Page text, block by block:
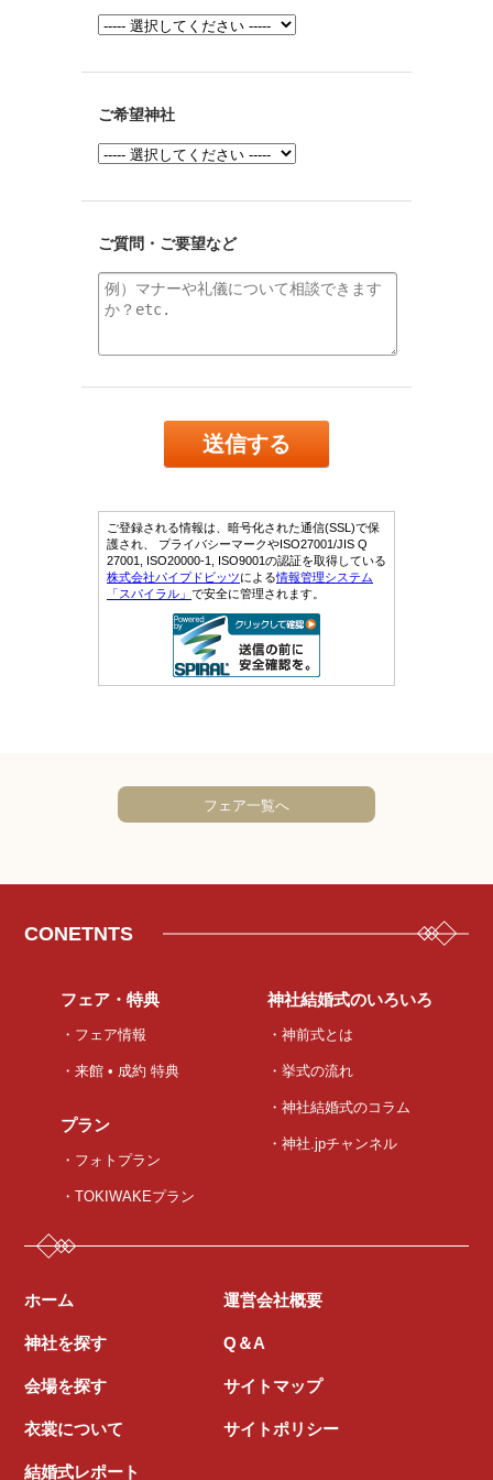
フェア一覧へ
CONETNTS
フェア・特典
・フェア情報
・来館 • 成約 特典
プラン
・フォトプラン
・TOKIWAKEプラン
神社結婚式のいろいろ
・神前式とは
・挙式の流れ
・神社結婚式のコラム
・神社.jpチャンネル
ホーム
神社を探す
会場を探す
衣裳について
結婚式レポート
運営会社概要
Q＆A
サイトマップ
サイトポリシー